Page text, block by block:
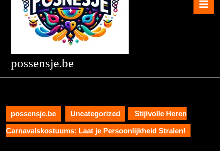
possensje.be
possensje.be Uncategorized Stijlvolle Heren
Carnavalskostuums: Laat je Persoonlijkheid Stralen!